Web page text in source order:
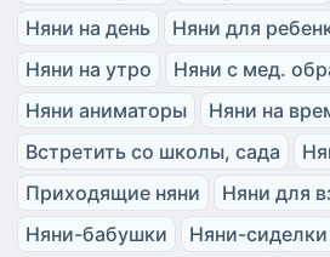
Няни на день
Няни для
Няни на утро
Няни с мед.
Няни аниматоры
Няни на
Встретить со школы, сада
Приходящие няни
Няни для
Няни-бабушки
Няни-сиделки